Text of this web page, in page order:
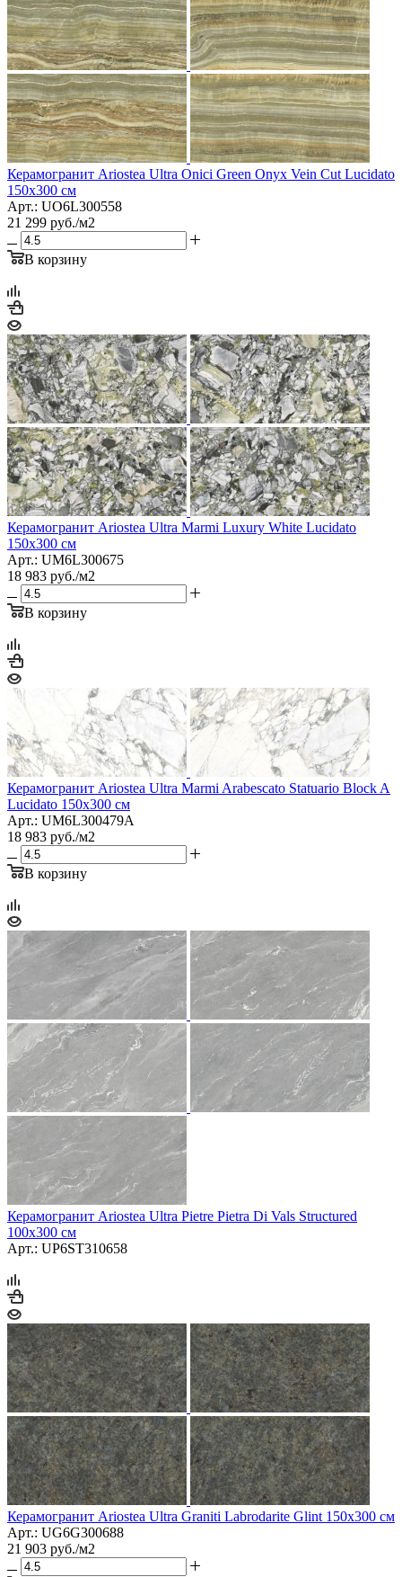
Керамогранит Ariostea Ultra Onici Green Onyx Vein Cut Lucidato
150x300 см
Арт.: UO6L300558
21 299 руб./м2
В корзину
Керамогранит Ariostea Ultra Marmi Luxury White Lucidato
150x300 см
Арт.: UM6L300675
18 983 руб./м2
В корзину
Керамогранит Ariostea Ultra Marmi Arabescato Statuario Block A
Lucidato 150x300 см
Арт.: UM6L300479A
18 983 руб./м2
В корзину
Керамогранит Ariostea Ultra Pietre Pietra Di Vals Structured
100х300 см
Арт.: UP6ST310658
Керамогранит Ariostea Ultra Graniti Labrodarite Glint 150x300 см
Арт.: UG6G300688
21 903 руб./м2